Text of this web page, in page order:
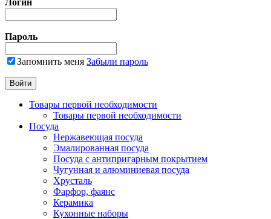
Пароль
Запомнить меня Забыли пароль
Товары первой необходимости
Товары первой необходимости
Посуда
Нержавеющая посуда
Эмалированная посуда
Посуда с антипригарным покрытием
Чугунная и алюминиевая посуда
Хрусталь
Фарфор, фаянс
Керамика
Кухонные наборы